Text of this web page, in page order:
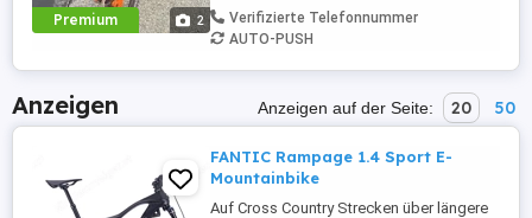
Premium 2
Adjustable LSC w 2-Pos. Lever, Trunnion
Mount, Kashima Coated Dämpfer
Verifizierte Telefonnummer
AUTO-PUSH
Anzeigen Anzeigen auf der Seite: 20 50
FANTIC Rampage 1.4 Sport E-
Mountainbike
Auf Cross Country Strecken über längere